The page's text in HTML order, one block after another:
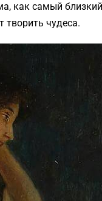
как самый
творить чудеса.